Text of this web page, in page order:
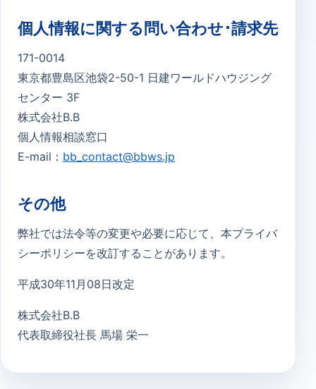
個人情報に関する問い合わせ･請求先
171-0014
東京都豊島区池袋2-50-1 日建ワールドハウジング
センター 3F
株式会社B.B
個人情報相談窓口
E-mail： bb_contact@bbws.jp
その他
弊社では法令等の変更や必要に応じて、本プライバ
シーポリシーを改訂することがあります。
平成30年11月08日改定
株式会社B.B
代表取締役社長 馬場 栄一